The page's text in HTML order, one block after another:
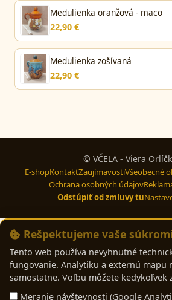
Medulienka oranžová - maco
22,90 €
Medulienka zošívaná
22,90 €
© VČELA - Viera
E-shopKontaktZaujímavostiVšeobecné
Ochrana osobných údajov
Odstúpiť od zmluvy tu
Rešpektujeme vaše
Tento web používa nevyhnutné
fungovanie. Analytiku a externú mapu
samostatne. Voľbu môžete kedykoľvek
Meranie návštevnosti (Google